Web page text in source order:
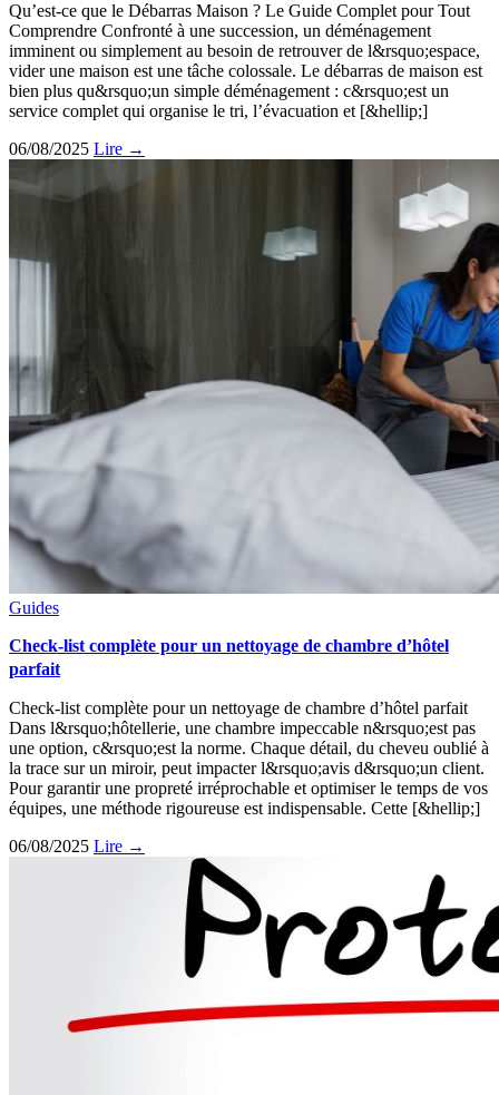
Qu’est-ce que le Débarras Maison ? Le Guide Complet pour Tout
Comprendre Confronté à une succession, un déménagement
imminent ou simplement au besoin de retrouver de l&rsquo;espace,
vider une maison est une tâche colossale. Le débarras de maison est
bien plus qu&rsquo;un simple déménagement : c&rsquo;est un
service complet qui organise le tri, l’évacuation et [&hellip;]
06/08/2025 Lire →
Guides
Check-list complète pour un nettoyage de chambre d’hôtel
parfait
Check-list complète pour un nettoyage de chambre d’hôtel parfait
Dans l&rsquo;hôtellerie, une chambre impeccable n&rsquo;est pas
une option, c&rsquo;est la norme. Chaque détail, du cheveu oublié à
la trace sur un miroir, peut impacter l&rsquo;avis d&rsquo;un client.
Pour garantir une propreté irréprochable et optimiser le temps de vos
équipes, une méthode rigoureuse est indispensable. Cette [&hellip;]
06/08/2025 Lire →